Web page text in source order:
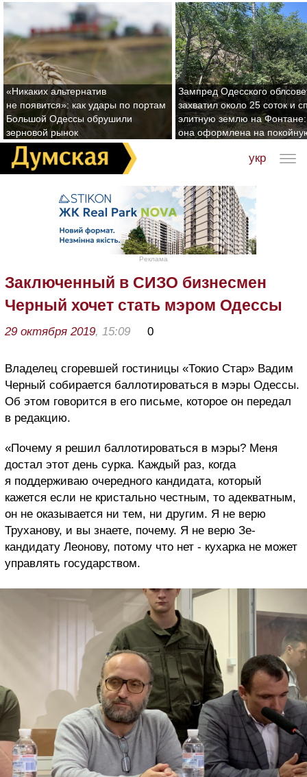
«Никаких альтернатив
не появится»: как удары по портам
Большой Одессы обрушили
зерновой рынок
Зампред Одесского
захватил около 25 соток и
элитную землю на Фонтане:
она оформлена на
укр
Реклама
Заключенный в СИЗО бизнесмен
Черный хочет стать мэром Одессы
29 октября 2019, 15:09 0
Владелец сгоревшей гостиницы «Токио Стар» Вадим
Черный собирается баллотироваться в мэры Одессы.
Об этом говорится в его письме, которое он передал
в редакцию.
«Почему я решил баллотироваться в мэры? Меня
достал этот день сурка. Каждый раз, когда
я поддерживаю очередного кандидата, который
кажется если не кристально честным, то адекватным,
он не оказывается ни тем, ни другим. Я не верю
Труханову, и вы знаете, почему. Я не верю Зе-
кандидату Леонову, потому что нет - кухарка не может
управлять государством.